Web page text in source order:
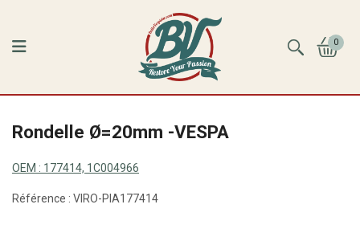
0
Rondelle Ø=20mm -VESPA
OEM : 177414, 1C004966
Référence : VIRO-PIA177414